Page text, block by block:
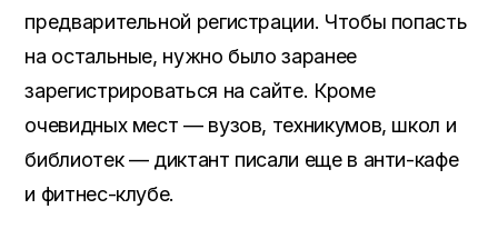
предварительной регистрации. Чтобы попасть
на остальные, нужно было заранее
зарегистрироваться на сайте. Кроме
очевидных мест — вузов, техникумов, школ и
библиотек — диктант писали еще в анти-кафе
и фитнес-клубе.